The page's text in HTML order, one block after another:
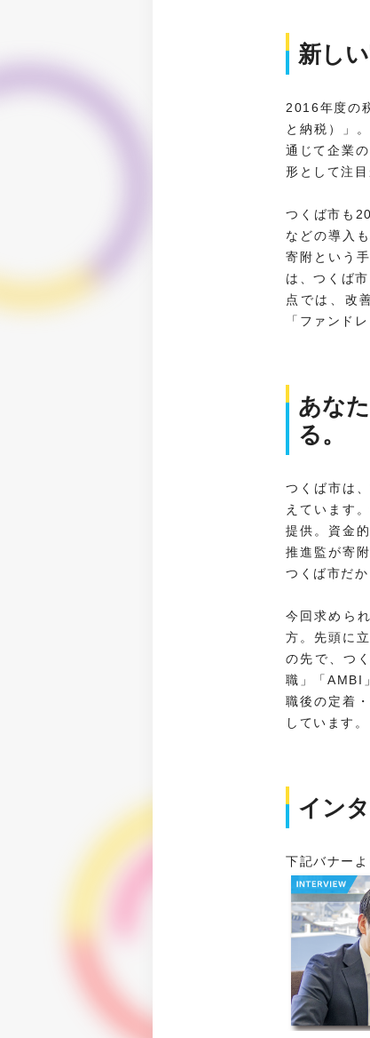
新し
2016年度の
と納税）」
通じて企業
形として注
つくば市も
などの導入
寄附という
は、つくば
点では、改
「ファンド
あな
る。
つくば市は
えています
提供。資金
推進監が寄
つくば市だ
今回求めら
方。先頭に
の先で、つ
職」「AMBI
職後の定着
しています。
イン
下記バナー